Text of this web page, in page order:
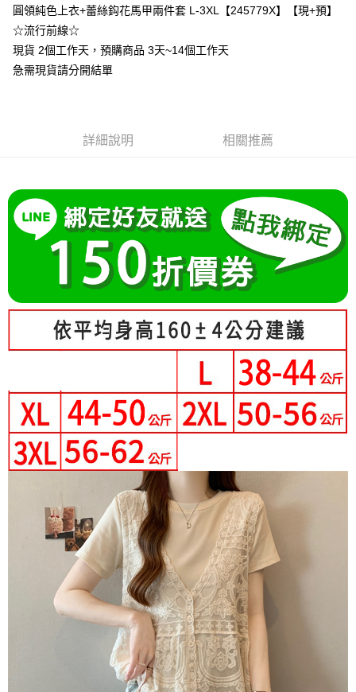
全支付
大哥付你分期
2.付款方式選擇「大哥付你分期」，訂單成立後會自動跳轉到大哥付的交易
4.訂單成立30分鐘內，如未前往確認交易或遇審核未通過，訂單將自動取
消。如遇「轉專審核」未通過狀況，表示未達大哥付你分期系統評分，恕無
法說明評估內容。
【繳款方式說明】
1.分期款項不併入電信帳單，「大哥付你分期」於每月結算日後寄送繳費提
2.透過簡訊連結打開帳單後，可選擇「超商條碼／台灣大直營門市／銀行轉
帳／街口支付／iPASS MONEY」等通路繳費。
【注意事項】
1.本服務係由「台灣大哥大股份有限公司」（以下簡稱本公司）所提供，讓
用戶於交易時，得透過本服務購買商品或服務，並由商店將買賣／分期付款
買賣價金債權讓與本公司後，依約使用本公司帳單繳交帳款。
2.基於同意付款使用「大哥付你分期」之契約關係目的，商店將以您的個人
資料（包含姓名、電話或地址）提供予台灣大哥大進項蒐集、處理及利用，
由本公司與您本人進行分期帳單所需資料之確認、核對及更正。
3.完整用戶服務條款，請詳閱以下連結：https://oppay.tw/userRule
１．簡單：不需註冊會員、不需綁卡、不需儲值。
２．便利：只要手機號碼，簡訊認證，即可結帳。
３．安心：先確認商品／服務後，再付款。
【「AFTEE先享後付」結帳流程】
１．於結帳方式選擇「AFTEE先享後付」後，將跳轉至「AFTEE先享後付」
結帳頁面，進行簡訊認證並確認金額後，即可完成結帳。
２．訂單成立數日內，您將收到繳費通知簡訊。
ATM／網路銀行／等多元方式進行付款，方視為交易完成。
※ 請注意：結帳手續完成當下不需立刻繳費，但若您需要取消訂單，請聯絡
購買商品的店家。未經商家同意取消之訂單仍視為有效，需透過AFTEE先享
※ 交易是否成功請以「AFTEE先享後付 」之結帳頁面顯示為準，若有關於
是否繳費成功／繳費後需取消欲退款等相關疑問，請聯繫「AFTEE先享後付
客戶支援中心」https://netprotections.freshdesk.com/support/home
【注意事項】
１．透過由恩沛科技股份有限公司提供之「AFTEE先享後付」服務完成之交
易，需依本服務之必要範圍內提供個人資料，並將交易相關給付款項請求債
權轉讓予恩沛科技股份有限公司。
２．關於個人資料處理事宜，請瀏覽以下網址：
https://aftee.tw/terms/#terms3
３．未成年的使用者請事先徵得法定代理人或監護人之同意方可使用
「AFTEE先享後付」，若未經同意申辦者引起之損失，本公司不負相關責
４．使用「AFTEE先享後付」時，將依據個別帳號之用戶狀況，依本公司即
時審查核予不同之上限額度；若仍有額度不足之情形，本公司將視審查結果
請求用戶進行身份認證。
５．嚴禁一人註冊多個帳號或使用他人資訊註冊。若發現惡意使用之情形，
恩沛科技股份有限公司將有權停止該用戶之使用額度並採取法律行動。
相關說明
「Hami Point」為中華電信所提供之點數服務，可於會員專區綁定中華電信
會員帳號後，即可在購物車使用 Hami Point 折抵消費金額 (1點等於1元)。
ATM付款
運送方式
全家付款取貨
每筆NT$80，滿NT$699(含以上)免運費
付款後全家取貨
每筆NT$80，滿NT$699(含以上)免運費
7-11付款取貨
每筆NT$80，滿NT$699(含以上)免運費
每筆NT$80，滿NT$699(含以上)免運費
每筆NT$70，滿NT$699(含以上)免運費
離島-郵局寄送
每筆NT$90，滿NT$699(含以上)免運費
圓領純色上衣+蕾絲鈎花馬甲兩件套 L-3XL【245779X】【現+預】
☆流行前線☆
現貨 2個工作天，預購商品 3天~14個工作天
急需現貨請分開結單
詳細說明 相關推薦